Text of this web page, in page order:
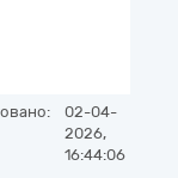
02-04-
2026,
16:44:06